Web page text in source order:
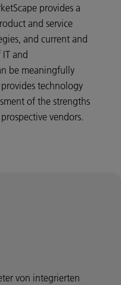
provides a
and service
and current and
and
be meaningfully
technology
of the strengths
vendors.
von integrierten